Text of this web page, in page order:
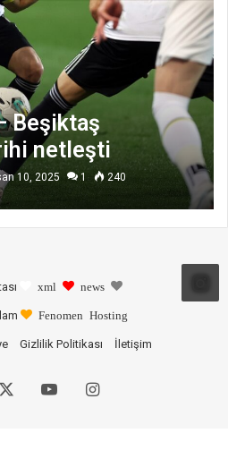
Beşiktaş
netleşti
10, 2025 1 240
xml news
Fenomen Hosting
Gizlilik Politikası İletişim
YouTubeInstagram